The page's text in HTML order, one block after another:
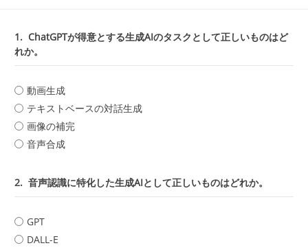
1. ChatGPTが得意とする生成AIのタスクとして正しいものはど
れか。
動画生成
テキストベースの対話生成
画像の補完
音声合成
2. 音声認識に特化した生成AIとして正しいものはどれか。
GPT
DALL-E